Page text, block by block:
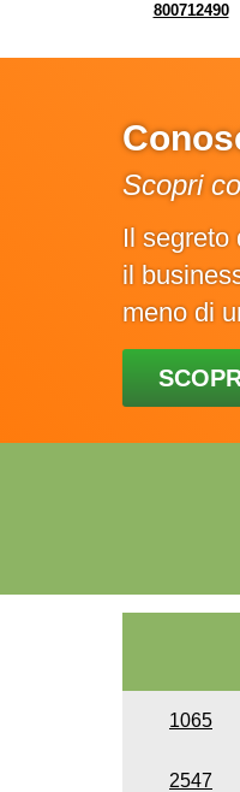
800712490
Scopri
Il segreto
il
meno di
1065
2547